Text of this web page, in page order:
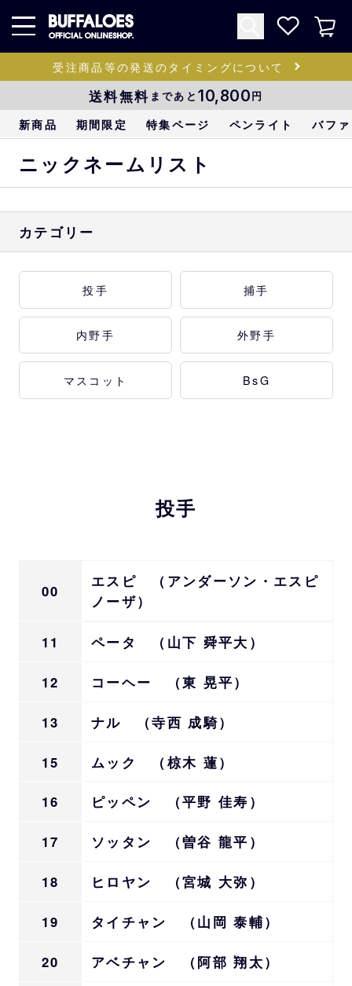
受注商品等の発送のタイミングについて
送料無料 まであと 10,800円
新商品 期間限定 特集ページ ペンライト バフ
ニックネームリスト
カテゴリー
投手 捕手
内野手 外野手
マスコット BsG
投手
00
エスピ （アンダーソン・エスピ
ノーザ）
11 ペータ （山下 舜平大）
12 コーヘー （東 晃平）
13 ナル （寺西 成騎）
15 ムック （椋木 蓮）
16 ピッペン （平野 佳寿）
17 ソッタン （曽谷 龍平）
18 ヒロヤン （宮城 大弥）
19 タイチャン （山岡 泰輔）
20 アベチャン （阿部 翔太）